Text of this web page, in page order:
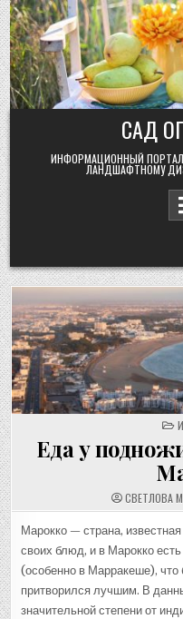
Skip
to
content
САД
ИНФОРМАЦИОННЫЙ
ЛАНДШАФТНОМУ
Еда у
СВЕТЛОВА
Марокко — страна,
своих блюд, и в Марокко
(особенно в Марракеше), что
притворился лучшим. В
значительной степени от